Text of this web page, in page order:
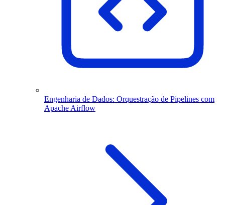
Engenharia de Dados: Orquestração de Pipelines com
Apache Airflow